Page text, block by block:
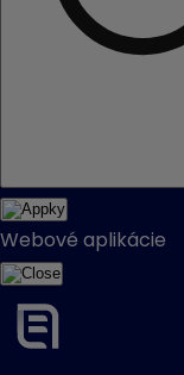
Webové aplikácie